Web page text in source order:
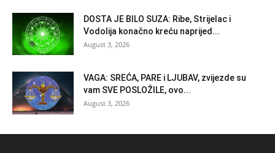
DOSTA JE BILO SUZA: Ribe, Strijelac i
Vodolija konačno kreću naprijed...
August 3, 2026
VAGA: SREĆA, PARE i LJUBAV, zvijezde su
vam SVE POSLOŽILE, ovo...
August 3, 2026